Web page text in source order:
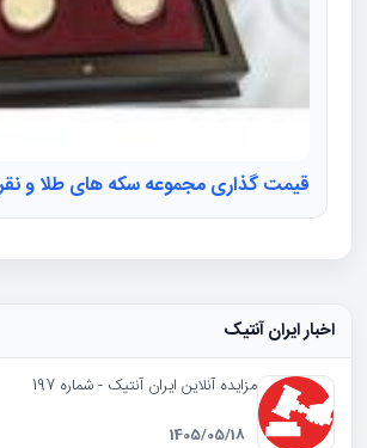
قیمت گذاری مجموعه سکه های طلا و
اخبار ایران آنتیک
مزایده آنلاین ایران آنتیک - شماره 197
1405/05/18